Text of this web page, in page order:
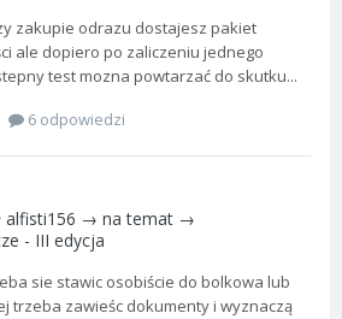
zakupie odrazu dostajesz pakiet
ale dopiero po zaliczeniu jednego
test mozna powtarzać do skutku...
6 odpowiedzi
alfisti156 → na temat →
- III edycja
sie stawic osobiście do bolkowa lub
trzeba zawieśc dokumenty i wyznaczą